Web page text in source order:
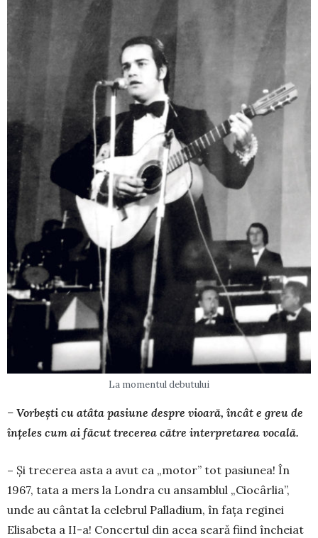
La momentul debutului
– Vorbeşti cu atâta pasiune despre vioară, încât e greu de
înţeles cum ai făcut trecerea către interpretarea vocală.
– Şi trecerea asta a avut ca „motor” tot pasiu­nea! În
1967, tata a mers la Londra cu an­sam­blul „Cio­cârlia”,
unde au cântat la celebrul Palladium, în faţa reginei
Elisabeta a II-a! Concertul din acea seară fiind încheiat